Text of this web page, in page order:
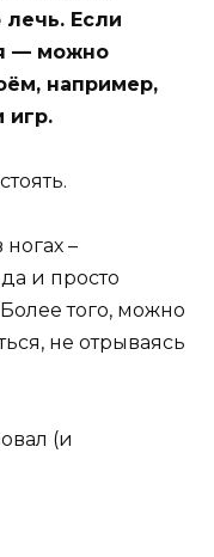
Если
— можно
например,
игр.
–
и просто
того, можно
не отрываясь
(и